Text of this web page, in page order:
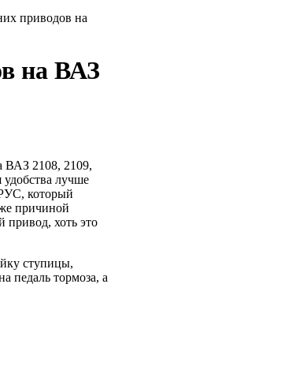
приводов на
на ВАЗ
ВАЗ 2108, 2109,
удобства лучше
который
же причиной
привод, хоть это
ступицы,
педаль тормоза, а